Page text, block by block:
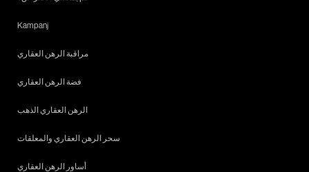
Kampanj
مراقبة الرهن العقاري
فضة الرهن العقاري
الرهن العقاري الذهب
سحر الرهن العقاري والمعلقات
أساور الرهن العقاري